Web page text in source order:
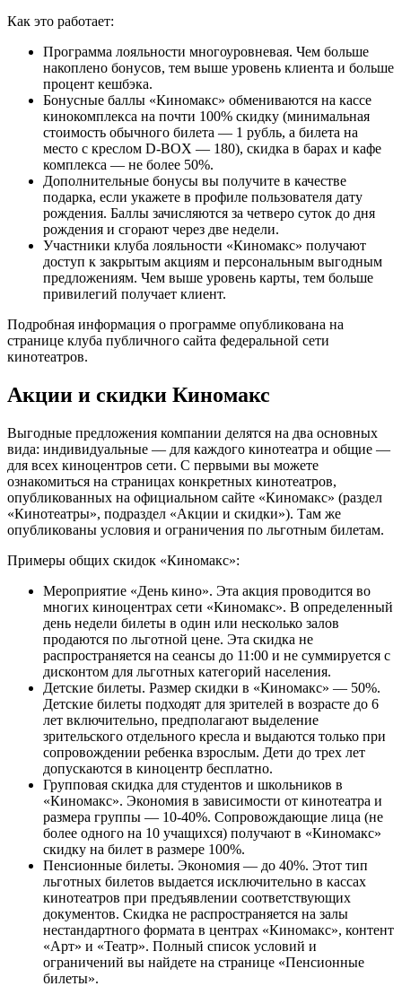
Как это работает:
Программа лояльности многоуровневая. Чем больше
накоплено бонусов, тем выше уровень клиента и больше
процент кешбэка.
Бонусные баллы «Киномакс» обмениваются на кассе
кинокомплекса на почти 100% скидку (минимальная
стоимость обычного билета — 1 рубль, а билета на
место с креслом D-BOX — 180), скидка в барах и кафе
комплекса — не более 50%.
Дополнительные бонусы вы получите в качестве
подарка, если укажете в профиле пользователя дату
рождения. Баллы зачисляются за четверо суток до дня
рождения и сгорают через две недели.
Участники клуба лояльности «Киномакс» получают
доступ к закрытым акциям и персональным выгодным
предложениям. Чем выше уровень карты, тем больше
привилегий получает клиент.
Подробная информация о программе опубликована на
странице клуба публичного сайта федеральной сети
кинотеатров.
Акции и скидки Киномакс
Выгодные предложения компании делятся на два основных
вида: индивидуальные — для каждого кинотеатра и общие —
для всех киноцентров сети. С первыми вы можете
ознакомиться на страницах конкретных кинотеатров,
опубликованных на официальном сайте «Киномакс» (раздел
«Кинотеатры», подраздел «Акции и скидки»). Там же
опубликованы условия и ограничения по льготным билетам.
Примеры общих скидок «Киномакс»:
Мероприятие «День кино». Эта акция проводится во
многих киноцентрах сети «Киномакс». В определенный
день недели билеты в один или несколько залов
продаются по льготной цене. Эта скидка не
распространяется на сеансы до 11:00 и не суммируется с
дисконтом для льготных категорий населения.
Детские билеты. Размер скидки в «Киномакс» — 50%.
Детские билеты подходят для зрителей в возрасте до 6
лет включительно, предполагают выделение
зрительского отдельного кресла и выдаются только при
сопровождении ребенка взрослым. Дети до трех лет
допускаются в киноцентр бесплатно.
Групповая скидка для студентов и школьников в
«Киномакс». Экономия в зависимости от кинотеатра и
размера группы — 10-40%. Сопровождающие лица (не
более одного на 10 учащихся) получают в «Киномакс»
скидку на билет в размере 100%.
Пенсионные билеты. Экономия — до 40%. Этот тип
льготных билетов выдается исключительно в кассах
кинотеатров при предъявлении соответствующих
документов. Скидка не распространяется на залы
нестандартного формата в центрах «Киномакс», контент
«Арт» и «Театр». Полный список условий и
ограничений вы найдете на странице «Пенсионные
билеты».